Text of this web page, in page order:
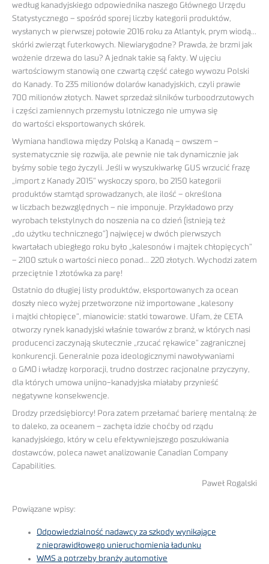
według kanadyjskiego odpowiednika naszego Głównego Urzędu
Statystycznego – spośród sporej liczby kategorii produktów,
wysłanych w pierwszej połowie 2016 roku za Atlantyk, prym wiodą…
skórki zwierząt futerkowych. Niewiarygodne? Prawda, że brzmi jak
wożenie drzewa do lasu? A jednak takie są fakty. W ujęciu
wartościowym stanowią one czwartą część całego wywozu Polski
do Kanady. To 235 milionów dolarów kanadyjskich, czyli prawie
700 milionów złotych. Nawet sprzedaż silników turboodrzutowych
i części zamiennych przemysłu lotniczego nie umywa się
do wartości eksportowanych skórek.
Wymiana handlowa między Polską a Kanadą – owszem –
systematycznie się rozwija, ale pewnie nie tak dynamicznie jak
byśmy sobie tego życzyli. Jeśli w wyszukiwarkę GUS wrzucić frazę
„import z Kanady 2015” wyskoczy sporo, bo 2150 kategorii
produktów stamtąd sprowadzanych, ale ilość – określona
w liczbach bezwzględnych – nie imponuje. Przykładowo przy
wyrobach tekstylnych do noszenia na co dzień (istnieją też
„do użytku technicznego”) najwięcej w dwóch pierwszych
kwartałach ubiegłego roku było „kalesonów i majtek chłopięcych”
– 2100 sztuk o wartości nieco ponad… 220 złotych. Wychodzi zatem
przeciętnie 1 złotówka za parę!
Ostatnio do długiej listy produktów, eksportowanych za ocean
doszły nieco wyżej przetworzone niż importowane „kalesony
i majtki chłopięce”, mianowicie: statki towarowe. Ufam, że CETA
otworzy rynek kanadyjski właśnie towarów z branż, w których nasi
producenci zaczynają skutecznie „rzucać rękawice” zagranicznej
konkurencji. Generalnie poza ideologicznymi nawoływaniami
o GMO i władzę korporacji, trudno dostrzec racjonalne przyczyny,
dla których umowa unijno-kanadyjska miałaby przynieść
negatywne konsekwencje.
Drodzy przedsiębiorcy! Pora zatem przełamać barierę mentalną: że
to daleko, za oceanem – zachęta idzie choćby od rządu
kanadyjskiego, który w celu efektywniejszego poszukiwania
dostawców, poleca nawet analizowanie Canadian Company
Capabilities.
Paweł Rogalski
Powiązane wpisy:
Odpowiedzialność nadawcy za szkody wynikające
z nieprawidłowego unieruchomienia ładunku
WMS a potrzeby branży automotive